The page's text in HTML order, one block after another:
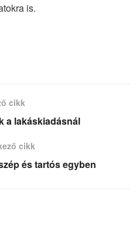
is.
cikk
a lakáskiadásnál
cikk
és tartós egyben